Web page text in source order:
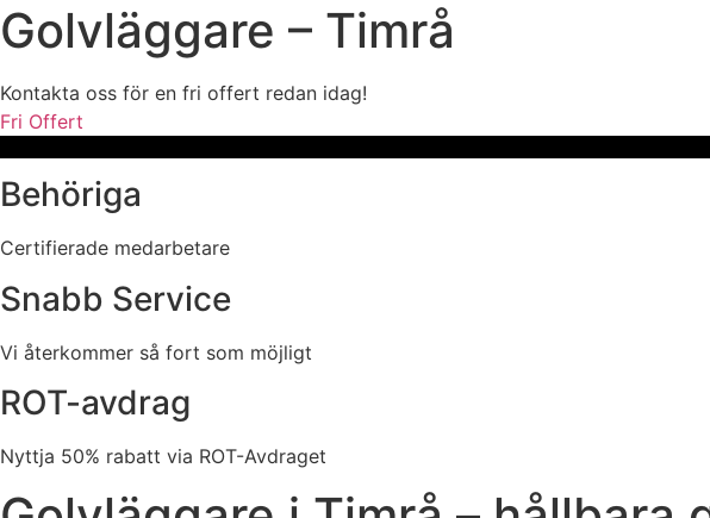
Golvläggare – Timrå
Kontakta oss för en fri offert redan idag!
Fri Offert
Behöriga
Certifierade medarbetare
Snabb Service
Vi återkommer så fort som möjligt
ROT-avdrag
Nyttja 50% rabatt via ROT-Avdraget